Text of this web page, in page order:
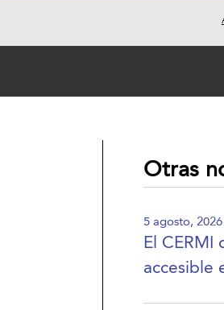
Otras
5 agosto, 2026
El CERMI
accesible